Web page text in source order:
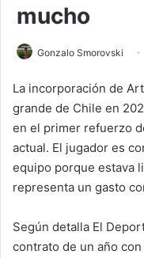
mucho
Gonzalo Smorovski
La incorporación de
grande de Chile en
en el primer refuerzo
actual. El jugador es
equipo porque estava
representa un gasto
Según detalla El
contrato de un año con